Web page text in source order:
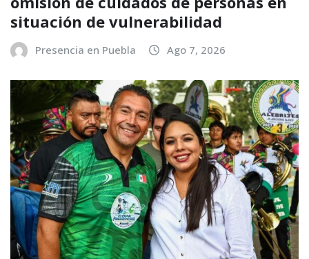
situación de vulnerabilidad
Presencia en Puebla Ago 7, 2026